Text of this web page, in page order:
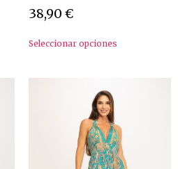
38,90 €
Seleccionar opciones